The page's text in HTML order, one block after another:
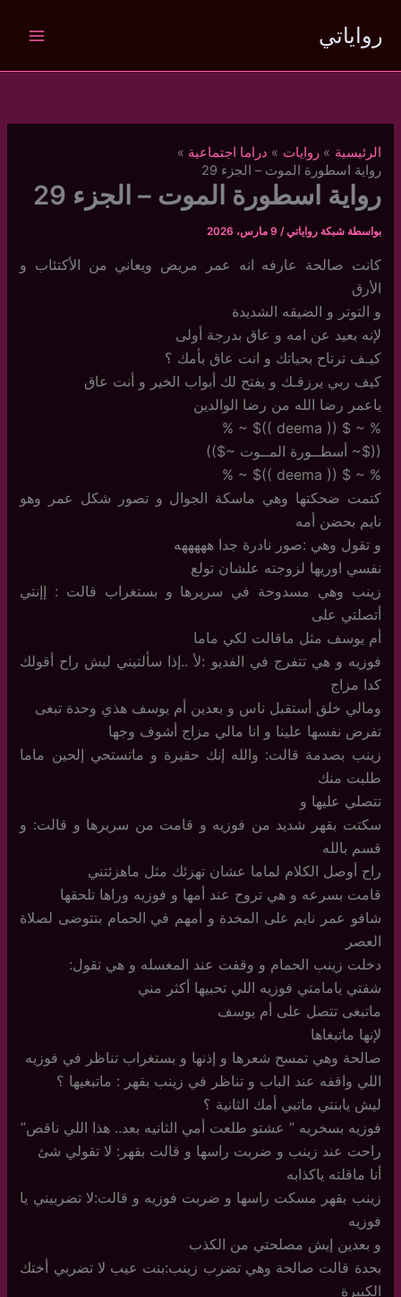
المحتوى
رواياتي
الرئيسية روايات
دراما اجتماعية
رواية اسطورة الموت – الجزء 29
رواية اسطورة الموت – الجزء 29
بواسطة شبكة رواياتي/ 9 مارس، 2026
كانت صالحة عارفه انه عمر مريض ويعاني من الأكتئاب و
الأرق
و التوتر و الضيقه الشديدة
لإنه بعيد عن امه و عاق بدرجة أولى
كيـف ترتاح بحياتك و انت عاق بأمك ؟
كيف ربي يرزقـك و يفتح لك أبواب الخير و أنت عاق
ياعمر رضا الله من رضا الوالدين
% ~ $ (( deema ))$ ~ %
(($~ أسطــورة المــوت ~$))
% ~ $ (( deema ))$ ~ %
كتمت ضحكتها وهي ماسكة الجوال و تصور شكل عمر وهو
نايم بحضن أمه
و تقول وهي :صور نادرة جدا هههههه
نفسي اوريها لزوجته علشان تولع
زينب وهي مسدوحة في سريرها و بستغراب قالت : إإنتي
أتصلتي على
أم يوسف مثل ماقالت لكي ماما
فوزيه و هي تتفرج في الفديو :لأ ..إذا سألتيني ليش راح أقولك
كدا مزاج
ومالي خلق أستقبل ناس و بعدين أم يوسف هذي وحدة تبغى
تفرض نفسها علينا و انا مالي مزاج أشوف وجها
زينب بصدمة قالت: والله إنك حقيرة و ماتستحي إلحين ماما
طلبت منك
تتصلي عليها و
سكتت بقهر شديد من فوزيه و قامت من سريرها و قالت: و
قسم بالله
راح أوصل الكلام لماما عشان تهزئك مثل ماهزئتني
قامت بسرعه و هي تروح عند أمها و فوزيه وراها تلحقها
شافو عمر نايم على المخدة و أمهم في الحمام بتتوضى لصلاة
العصر
دخلت زينب الحمام و وقفت عند المغسله و هي تقول:
شفتي يامامتي فوزيه اللي تحبيها أكثر مني
ماتبغى تتصل على أم يوسف
لإنها ماتبغاها
صالحة وهي تمسح شعرها و إذنها و بستغراب تناظر في فوزيه
اللي واقفه عند الباب و تناظر في زينب بقهر : ماتبغيها ؟
ليش يابنتي ماتبي أمك الثانية ؟
فوزيه بسخريه ” عشتو طلعت أمي الثانيه بعد.. هذا اللي ناقص”
راحت عند زينب و ضربت راسها و قالت بقهر: لا تقولي شئ
أنا ماقلته ياكذابه
زينب بقهر مسكت راسها و ضربت فوزيه و قالت:لا تضربيني يا
فوزيه
و بعدين إيش مصلحتي من الكذب
بحدة قالت صالحة وهي تضرب زينب:بنت عيب لا تضربي أختك
الكبيرة